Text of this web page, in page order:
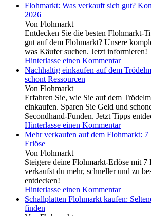
Flohmarkt: Was verkauft sich gut?
2026
Von Flohmarkt
Entdecken Sie die besten Flohmarkt-
gut auf dem Flohmarkt? Unsere
was Käufer suchen. Jetzt informieren!
Hinterlasse einen Kommentar
Nachhaltig einkaufen auf dem
schont Ressourcen
Von Flohmarkt
Erfahren Sie, wie Sie auf dem
einkaufen. Sparen Sie Geld und
Secondhand-Funden. Jetzt Tipps
Hinterlasse einen Kommentar
Mehr verkaufen auf dem Flohmarkt:
Erlöse
Von Flohmarkt
Steigere deine Flohmarkt-Erlöse mit
verkaufst du mehr, schneller und zu
entdecken!
Hinterlasse einen Kommentar
Schallplatten Flohmarkt kaufen:
finden